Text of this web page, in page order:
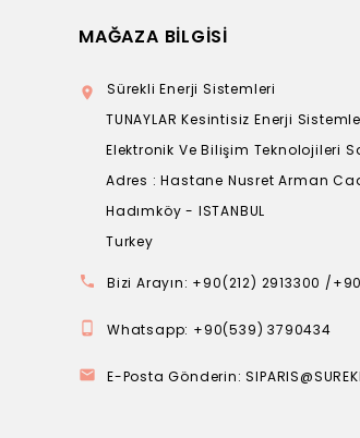
MAĞAZA BILGISI

Sürekli Enerji Sistemleri
TUNAYLAR Kesintisiz Enerji
Elektronik Ve Bilişim Teknolojileri
Adres : Hastane Nusret Arman
Hadımköy - ISTANBUL
Turkey
 Bizi Arayın: +90(212) 2913300 /
 Whatsapp: +90(539) 3790434
 E-Posta Gönderin: